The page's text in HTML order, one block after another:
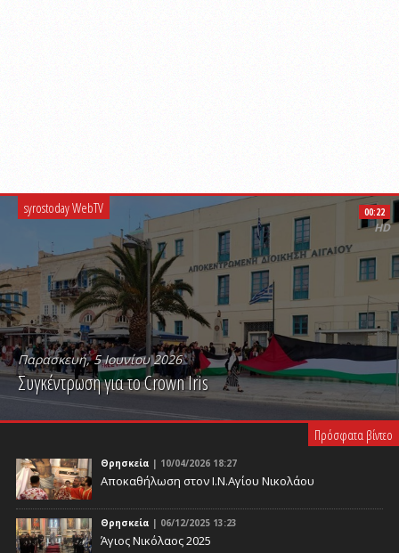
syrostoday WebTV
Παρασκευή, 5 Ιουνίου 2026
Συγκέντρωση για το Crown Iris
PLAY VIDEO
00:22
HD
Πρόσφατα βίντεο
Θρησκεία | 10/04/2026 18:27
Αποκαθήλωση στον Ι.Ν.Αγίου Νικολάου
Θρησκεία | 06/12/2025 13:23
Άγιος Νικόλαος 2025